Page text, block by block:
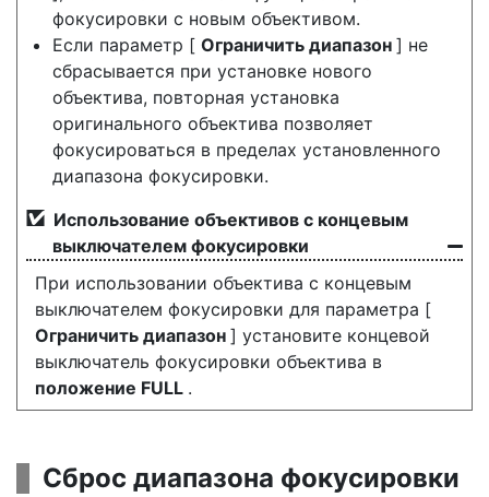
фокусировки с новым объективом.
Если параметр [ Ограничить диапазон ] не
сбрасывается при установке нового
объектива, повторная установка
оригинального объектива позволяет
фокусироваться в пределах установленного
диапазона фокусировки.
Использование объективов с концевым
выключателем фокусировки
При использовании объектива с концевым
выключателем фокусировки для параметра [
Ограничить диапазон ] установите концевой
выключатель фокусировки объектива в
положение FULL .
Сброс диапазона фокусировки